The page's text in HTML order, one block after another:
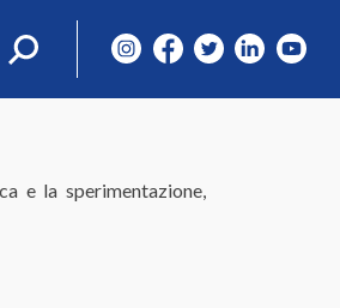
Ricerca
e la sperimentazione,